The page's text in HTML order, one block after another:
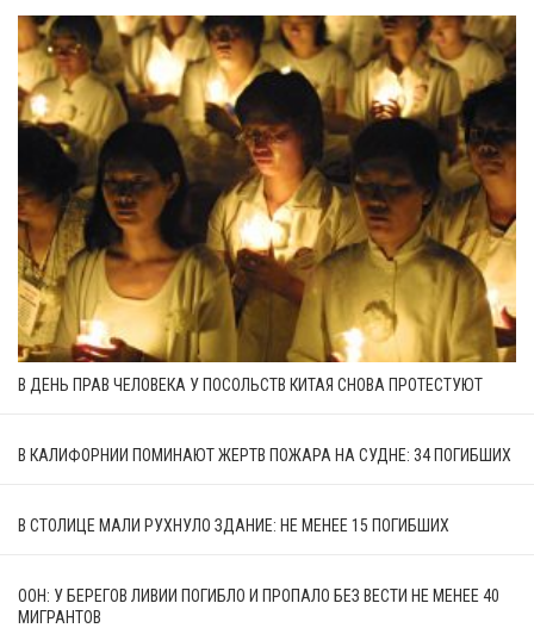
В ДЕНЬ ПРАВ ЧЕЛОВЕКА У ПОСОЛЬСТВ КИТАЯ СНОВА ПРОТЕСТУЮТ
В КАЛИФОРНИИ ПОМИНАЮТ ЖЕРТВ ПОЖАРА НА СУДНЕ: 34 ПОГИБШИХ
В СТОЛИЦЕ МАЛИ РУХНУЛО ЗДАНИЕ: НЕ МЕНЕЕ 15 ПОГИБШИХ
ООН: У БЕРЕГОВ ЛИВИИ ПОГИБЛО И ПРОПАЛО БЕЗ ВЕСТИ НЕ МЕНЕЕ 40
МИГРАНТОВ